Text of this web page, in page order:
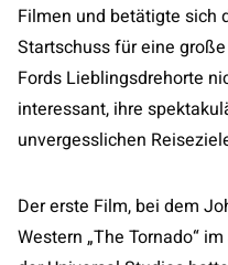
Filmen und betätigte sich
Startschuss für eine
Fords Lieblingsdrehorte
interessant, ihre
unvergesslichen
Der erste Film, bei dem
Western „The Tornado“